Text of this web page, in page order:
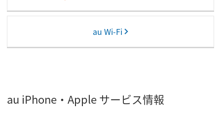
au Wi-Fi
au iPhone・Apple サービス情報